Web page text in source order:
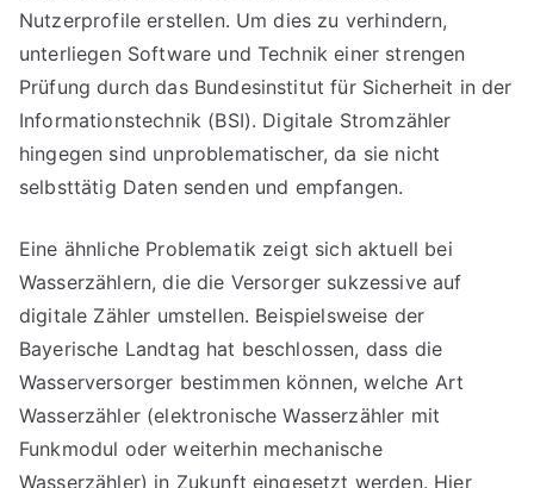
Nutzerprofile erstellen. Um dies zu verhindern,
unterliegen Software und Technik einer strengen
Prüfung durch das Bundesinstitut für Sicherheit in der
Informationstechnik (BSI). Digitale Stromzähler
hingegen sind unproblematischer, da sie nicht
selbsttätig Daten senden und empfangen.
Eine ähnliche Problematik zeigt sich aktuell bei
Wasserzählern, die die Versorger sukzessive auf
digitale Zähler umstellen. Beispielsweise der
Bayerische Landtag hat beschlossen, dass die
Wasserversorger bestimmen können, welche Art
Wasserzähler (elektronische Wasserzähler mit
Funkmodul oder weiterhin mechanische
Wasserzähler) in Zukunft eingesetzt werden. Hier